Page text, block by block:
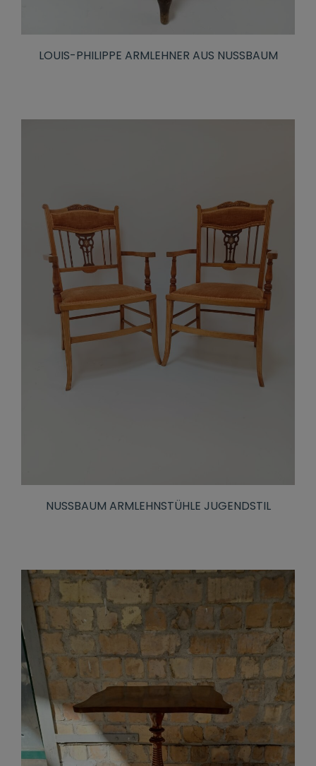
LOUIS-PHILIPPE ARMLEHNER AUS NUSSBAUM
NUSSBAUM ARMLEHNSTÜHLE JUGENDSTIL